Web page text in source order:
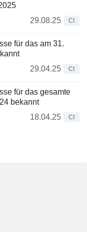
29.08.25
CI
für das am 31.
29.04.25
CI
für das gesamte
bekannt
18.04.25
CI